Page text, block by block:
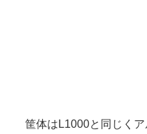
筐体はL1000と同じくア